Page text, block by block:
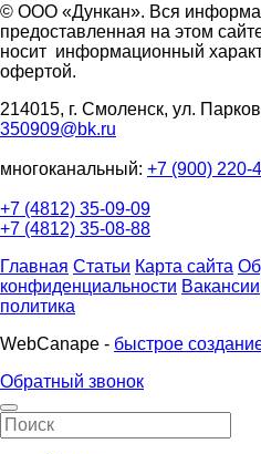
© ООО «Дункан». Вся
предоставленная на этом
носит информационный
офертой.
214015, г. Смоленск, ул.
350909@bk.ru
многоканальный: +7 (900) 220-
+7 (4812) 35-09-09
+7 (4812) 35-08-88
Главная Статьи Карта сайта
конфиденциальности Вакансии
политика
WebCanape - быстрое
Обратный звонок